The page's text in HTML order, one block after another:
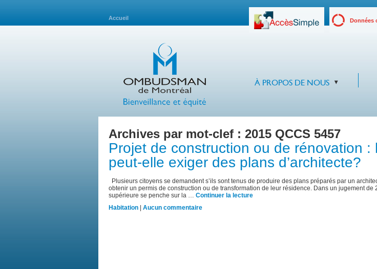
Accueil Données
À PROPOS DE NOUS
Archives par mot-clef : 2015 QCCS 5457
Projet de construction ou de rénovation :
peut-elle exiger des plans d’architecte?
Plusieurs citoyens se demandent s’ils sont tenus de produire des plans préparés par un
obtenir un permis de construction ou de transformation de leur résidence. Dans un jugement de
supérieure se penche sur la … Continuer la lecture
Habitation
Aucun commentaire